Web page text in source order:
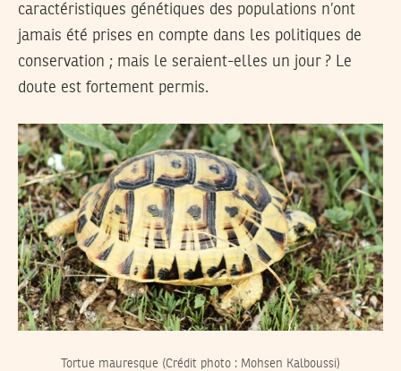
caractéristiques génétiques des populations n’ont
jamais été prises en compte dans les politiques de
conservation ; mais le seraient-elles un jour ? Le
doute est fortement permis.
Tortue mauresque (Crédit photo : Mohsen Kalboussi)